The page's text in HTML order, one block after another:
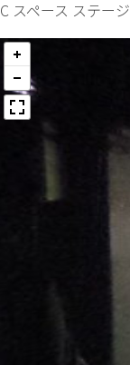
C スペース ステージ